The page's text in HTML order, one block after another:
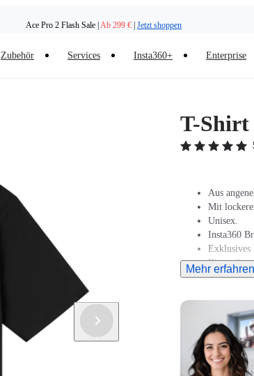
Ace Pro 2 Flash Sale | Ab 299 € Jetzt shoppen
Zubehör Services Insta360+ Enterprise
T-Shirt
Aus
Mit
Unisex.
Insta360
Exklusives
Bitte
Größe
Mehr erfahren